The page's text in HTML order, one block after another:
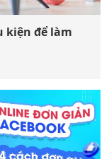
kiện để làm